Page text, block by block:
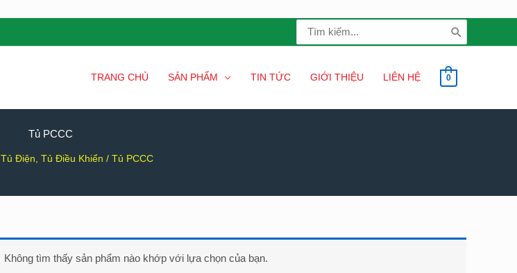
Search
for:
TRANG CHỦ SẢN PHẨM TIN TỨC GIỚI THIỆU LIÊN HỆ 0
Tủ PCCC
Tủ Điện, Tủ Điều Khiển / Tủ PCCC
Không tìm thấy sản phẩm nào khớp với lựa chọn của bạn.